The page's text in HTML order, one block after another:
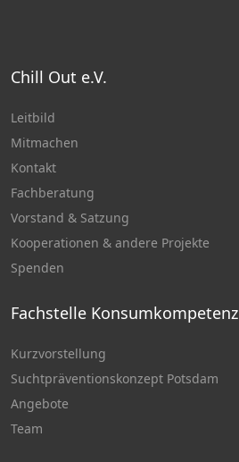
Chill Out e.V.
Leitbild
Mitmachen
Kontakt
Fachberatung
Vorstand & Satzung
Kooperationen & andere Projekte
Spenden
Fachstelle Konsumkompetenz
Kurzvorstellung
Suchtpräventionskonzept Potsdam
Angebote
Team